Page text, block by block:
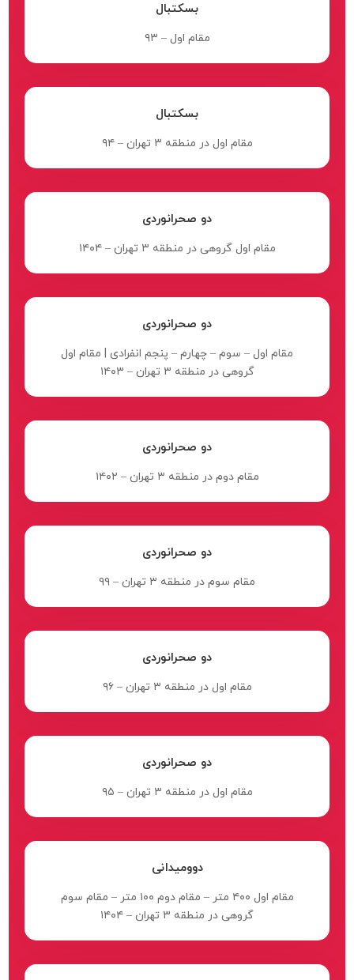
بسکتبال
مقام اول – ۹۳
بسکتبال
مقام اول در منطقه ۳ تهران – ۹۴
دو صحرانوردی
مقام اول گروهی در منطقه ۳ تهران – ۱۴۰۴
دو صحرانوردی
مقام اول – سوم – چهارم – پنجم انفرادی | مقام اول
گروهی در منطقه ۳ تهران – ۱۴۰۳
دو صحرانوردی
مقام دوم در منطقه ۳ تهران – ۱۴۰۲
دو صحرانوردی
مقام سوم در منطقه ۳ تهران – ۹۹
دو صحرانوردی
مقام اول در منطقه ۳ تهران – ۹۶
دو صحرانوردی
مقام اول در منطقه ۳ تهران – ۹۵
دوومیدانی
مقام اول ۴۰۰ متر – مقام دوم ۱۰۰ متر – مقام سوم
گروهی در منطقه ۳ تهران – ۱۴۰۴